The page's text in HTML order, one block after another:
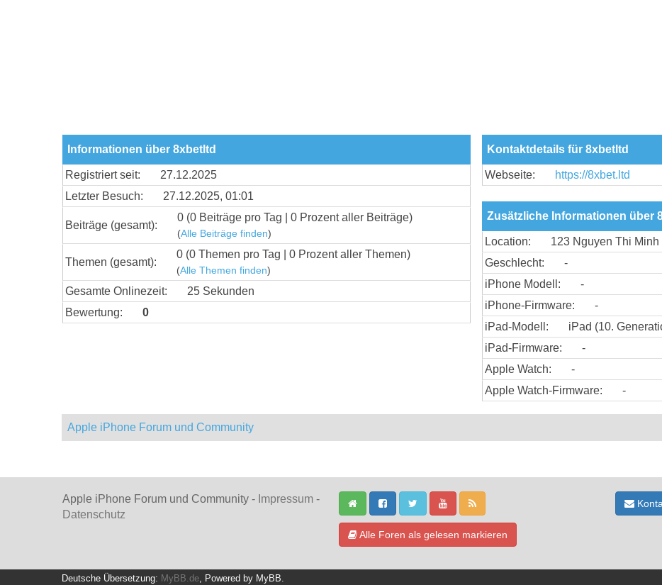
Informationen über 8xbetltd
Registriert seit:
27.12.2025
Letzter Besuch:
27.12.2025, 01:01
Beiträge (gesamt):
0 (0 Beiträge pro Tag | 0 Prozent aller Beiträge)
(Alle Beiträge finden)
Themen (gesamt):
0 (0 Themen pro Tag | 0 Prozent aller Themen)
(Alle Themen finden)
Gesamte Onlinezeit:
25 Sekunden
Bewertung:
0
Kontaktdetails für 8xbetltd
Webseite: https://8xbet.ltd
Zusätzliche Informationen über
Location:
123 Nguyen Thi
Geschlecht:
-
iPhone Modell:
-
iPhone-Firmware:
-
iPad-Modell:
iPad (10.
iPad-Firmware:
-
Apple Watch:
-
Apple Watch-Firmware:
-
Apple iPhone Forum und Community
Apple iPhone Forum und Community - Impressum -
Datenschutz
Alle Foren als gelesen markieren
Deutsche Übersetzung: MyBB.de , Powered by MyBB